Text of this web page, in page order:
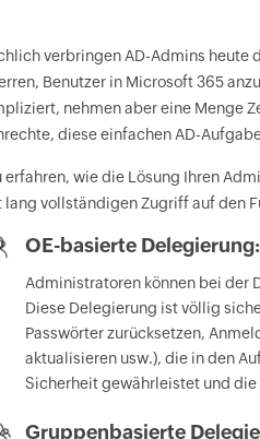
verbringen AD-Admins heute
Benutzer in Microsoft 365
nehmen aber eine Menge
diese einfachen AD-
erfahren, wie die Lösung Ihren
lang vollständigen Zugriff auf den
OE-basierte Delegierung:
Administratoren können bei der
Diese Delegierung ist völlig
Passwörter zurücksetzen,
aktualisieren usw.), die in den
Sicherheit gewährleistet und
Gruppenbasierte